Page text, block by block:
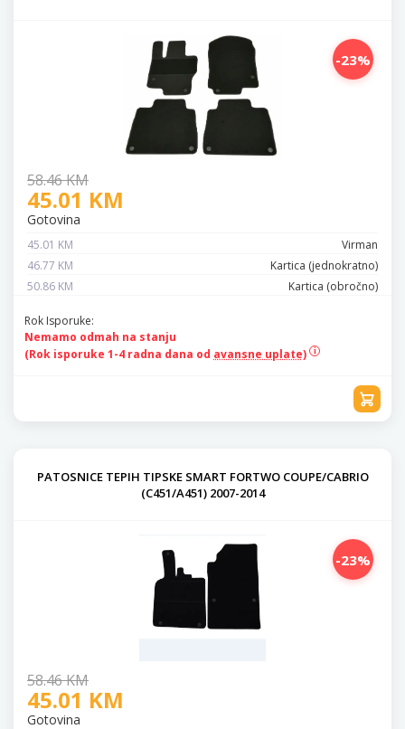
-23%
58.46 KM
45.01 KM
Gotovina
45.01 KM
Virman
46.77 KM
Kartica (jednokratno)
50.86 KM
Kartica (obročno)
Rok Isporuke:
Nemamo odmah na stanju
(Rok isporuke 1-4 radna dana od avansne uplate)
PATOSNICE TEPIH TIPSKE SMART FORTWO COUPE/CABRIO
(C451/A451) 2007-2014
-23%
58.46 KM
45.01 KM
Gotovina